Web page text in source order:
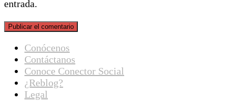
entrada.
Conócenos
Contáctanos
Conoce Conector Social
¿Reblog?
Legal